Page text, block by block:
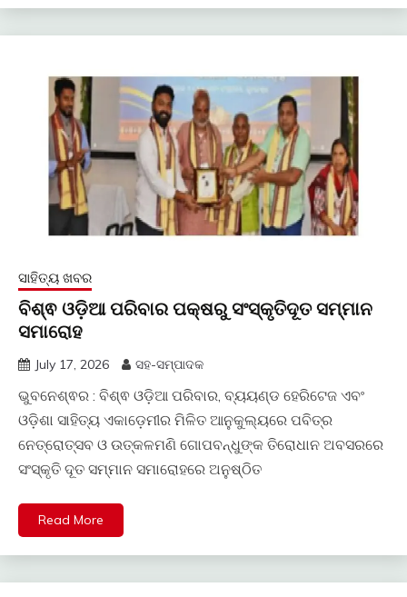
ସାହିତ୍ୟ ଖବର
ବିଶ୍ଵ ଓଡ଼ିଆ ପରିବାର ପକ୍ଷରୁ ସଂସ୍କୃତିଦୂତ ସମ୍ମାନ
ସମାରୋହ
July 17, 2026 ସହ-ସମ୍ପାଦକ
ଭୁବନେଶ୍ଵର : ବିଶ୍ଵ ଓଡ଼ିଆ ପରିବାର, ବ୍ୟୟଣ୍ଡ ହେରିଟେଜ ଏବଂ
ଓଡ଼ିଶା ସାହିତ୍ୟ ଏକାଡ଼େମୀର ମିଳିତ ଆନୁକୁଲ୍ୟରେ ପବିତ୍ର
ନେତ୍ରୋତ୍ସବ ଓ ଉତ୍କଳମଣି ଗୋପବନ୍ଧୁଙ୍କ ତିରୋଧାନ ଅବସରରେ
ସଂସ୍କୃତି ଦୂତ ସମ୍ମାନ ସମାରୋହରେ ଅନୁଷ୍ଠିତ
Read More